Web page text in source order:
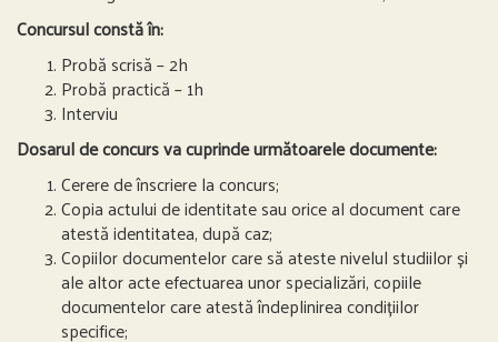
Concursul constă în:
Probă scrisă – 2h
Probă practică – 1h
Interviu
Dosarul de concurs va cuprinde următoarele documente:
Cerere de înscriere la concurs;
Copia actului de identitate sau orice al document care
atestă identitatea, după caz;
Copiilor documentelor care să ateste nivelul studiilor și
ale altor acte efectuarea unor specializări, copiile
documentelor care atestă îndeplinirea condițiilor
specifice;